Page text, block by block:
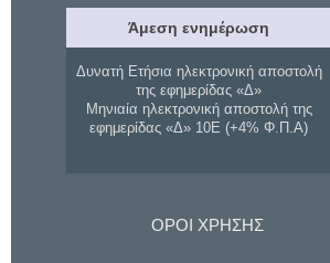
Άμεση ενημέρωση
Δυνατή Ετήσια ηλεκτρονική αποστολή
της εφημερίδας «Δ»
Μηνιαία ηλεκτρονική αποστολή της
εφημερίδας «Δ» 10Ε (+4% Φ.Π.Α)
ΟΡΟΙ ΧΡΗΣΗΣ